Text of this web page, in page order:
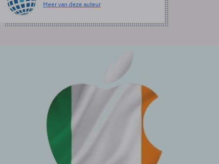
Meer van deze auteur